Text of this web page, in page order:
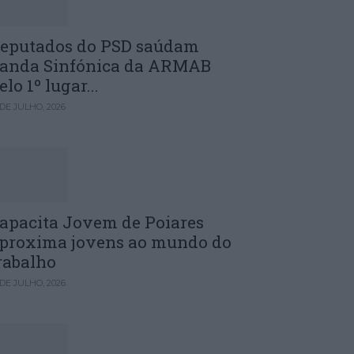
do PSD saúdam
Sinfónica da ARMAB
1º lugar...
JULHO, 2026
Jovem de Poiares
jovens ao mundo do
JULHO, 2026